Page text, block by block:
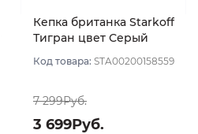
Кепка британка Starkoff
Тигран цвет Серый
Код товара: STA00200158559
7 299Руб.
3 699Руб.